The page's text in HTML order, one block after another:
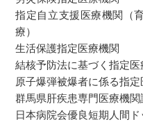
指定自立支援医療機関（
療）
生活保護指定医療機関
結核予防法に基づく指定医
原子爆弾被爆者に係る指定
群馬県肝疾患専門医療機関
日本病院会優良短期人間